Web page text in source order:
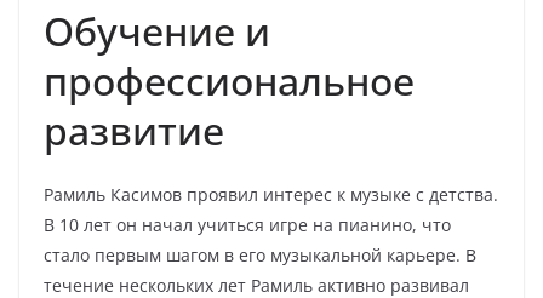
Обучение и
профессиональное
развитие
Рамиль Касимов проявил интерес к музыке с детства.
В 10 лет он начал учиться игре на пианино, что
стало первым шагом в его музыкальной карьере. В
течение нескольких лет Рамиль активно развивал